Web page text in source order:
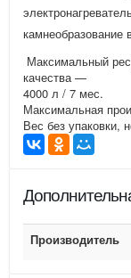
камнеобразование
Максимальный
качества —
4000 л / 7 мес.
Максимальная
Вес без упаковки,
Производитель